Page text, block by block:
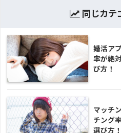
同じカテ
婚活ア
率が絶
び方！
マッチ
チング
選び方！